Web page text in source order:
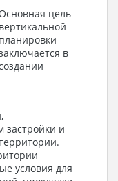
планы с
отделок
материалов
Основная цель
вертикальной
планировки
в
застройки и
условия для